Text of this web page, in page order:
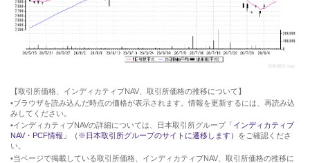
【取引所価格、インディカティブNAV、取引所価格の推移について】
•ブラウザを読み込んだ時点の価格が表示されます。情報を更新するには、再読み込
みしてください。
•インディカティブNAVの詳細については、日本取引所グループ 「インディカティブ
NAV・PCF情報」（※日本取引所グループのサイトに遷移します） をご確認くださ
い。
•当ページで掲載している取引所価格、インディカティブNAV、取引所価格の推移に